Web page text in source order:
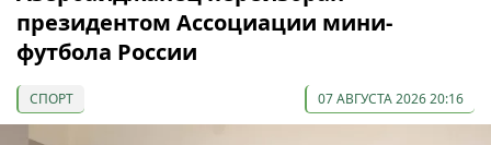
президентом Ассоциации мини-
футбола России
СПОРТ 07 АВГУСТА 2026 20:16